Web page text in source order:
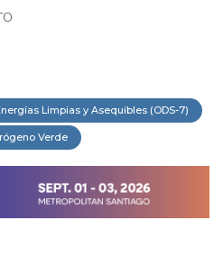
Limpias y Asequibles (ODS-7)
Verde